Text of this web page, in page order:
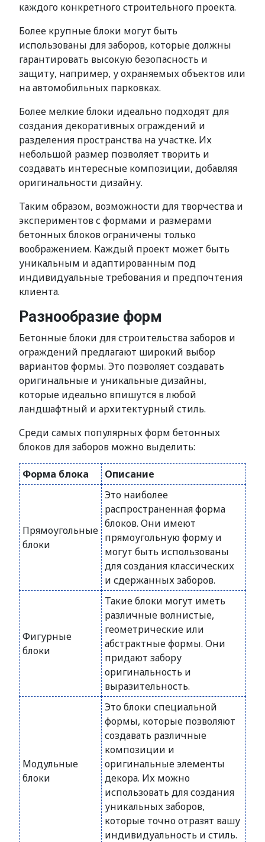
каждого конкретного строительного проекта.
Более крупные блоки могут быть
использованы для заборов, которые должны
гарантировать высокую безопасность и
защиту, например, у охраняемых объектов или
на автомобильных парковках.
Более мелкие блоки идеально подходят для
создания декоративных ограждений и
разделения пространства на участке. Их
небольшой размер позволяет творить и
создавать интересные композиции, добавляя
оригинальности дизайну.
Таким образом, возможности для творчества и
экспериментов с формами и размерами
бетонных блоков ограничены только
воображением. Каждый проект может быть
уникальным и адаптированным под
индивидуальные требования и предпочтения
клиента.
Разнообразие форм
Бетонные блоки для строительства заборов и
ограждений предлагают широкий выбор
вариантов формы. Это позволяет создавать
оригинальные и уникальные дизайны,
которые идеально впишутся в любой
ландшафтный и архитектурный стиль.
Среди самых популярных форм бетонных
блоков для заборов можно выделить:
Форма блока Описание
Прямоугольные
блоки
Это наиболее
распространенная форма
блоков. Они имеют
прямоугольную форму и
могут быть использованы
для создания классических
и сдержанных заборов.
Фигурные
блоки
Такие блоки могут иметь
различные волнистые,
геометрические или
абстрактные формы. Они
придают забору
оригинальность и
выразительность.
Модульные
блоки
Это блоки специальной
формы, которые позволяют
создавать различные
композиции и
оригинальные элементы
декора. Их можно
использовать для создания
уникальных заборов,
которые точно отразят вашу
индивидуальность и стиль.